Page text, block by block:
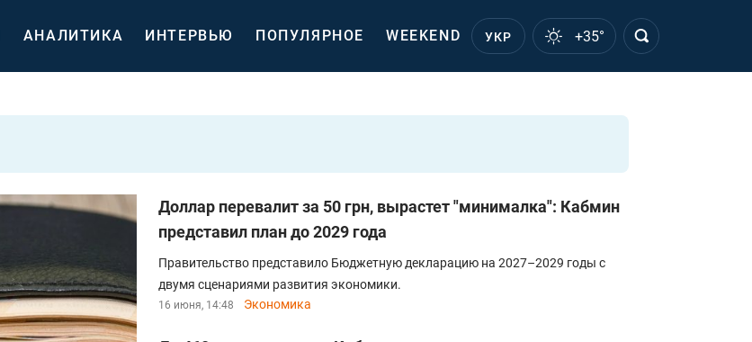
АНАЛИТИКА ИНТЕРВЬЮ ПОПУЛЯРНОЕ WEEKEND УКР +35°
Доллар перевалит за 50 грн, вырастет "минималка": Кабмин
представил план до 2029 года
Правительство представило Бюджетную декларацию на 2027–2029 годы с
двумя сценариями развития экономики.
16 июня, 14:48 Экономика